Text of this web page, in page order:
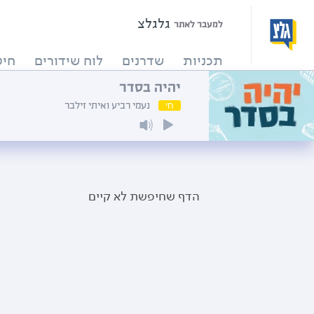
למעבר לאתר גלגלצ
תכניות
שדרנים לוח שידורים
יהיה בסדר
חי נעמי רביע ואיתי זילבר
הדף שחיפשת לא קיים